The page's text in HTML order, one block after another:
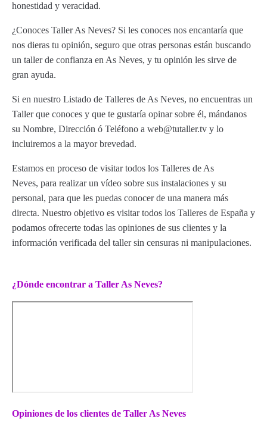
honestidad y veracidad.
¿Conoces Taller As Neves? Si les conoces nos encantaría que
nos dieras tu opinión, seguro que otras personas están buscando
un taller de confianza en As Neves, y tu opinión les sirve de
gran ayuda.
Si en nuestro Listado de Talleres de As Neves, no encuentras un
Taller que conoces y que te gustaría opinar sobre él, mándanos
su Nombre, Dirección ó Teléfono a web@tutaller.tv y lo
incluiremos a la mayor brevedad.
Estamos en proceso de visitar todos los Talleres de As
Neves, para realizar un vídeo sobre sus instalaciones y su
personal, para que les puedas conocer de una manera más
directa. Nuestro objetivo es visitar todos los Talleres de España y
podamos ofrecerte todas las opiniones de sus clientes y la
información verificada del taller sin censuras ni manipulaciones.
¿Dónde encontrar a Taller As Neves?
Opiniones de los clientes de Taller As Neves